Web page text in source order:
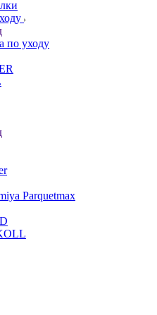
по уходу
Parquetmax